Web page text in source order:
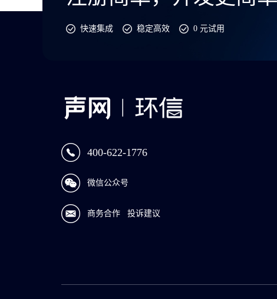
快速集成 稳定高效 0 元试用
400-622-1776
微信公众号
商务合作 投诉建议